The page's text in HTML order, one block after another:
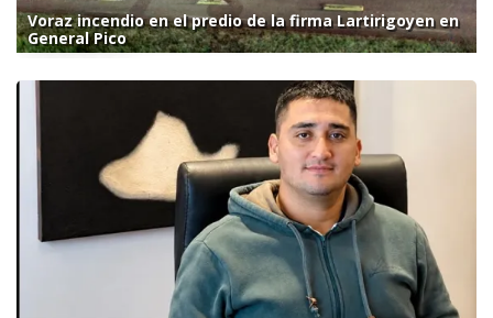
Voraz incendio en el predio de la firma Lartirigoyen en
General Pico